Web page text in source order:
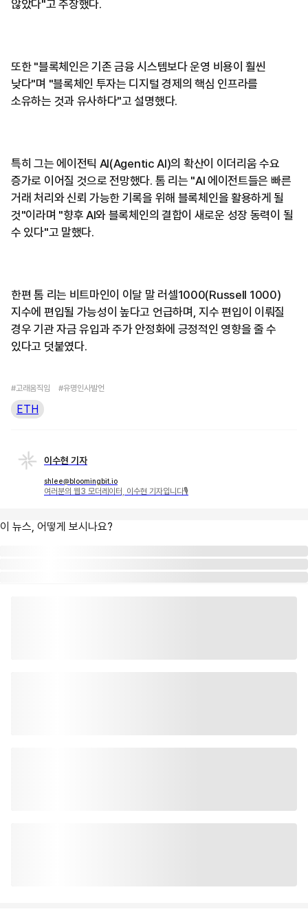
않았다"고 주장했다.
또한 "블록체인은 기존 금융 시스템보다 운영 비용이 훨씬
낮다"며 "블록체인 투자는 디지털 경제의 핵심 인프라를
소유하는 것과 유사하다"고 설명했다.
특히 그는 에이전틱 AI(Agentic AI)의 확산이 이더리움 수요
증가로 이어질 것으로 전망했다. 톰 리는 "AI 에이전트들은 빠른
거래 처리와 신뢰 가능한 기록을 위해 블록체인을 활용하게 될
것"이라며 "향후 AI와 블록체인의 결합이 새로운 성장 동력이 될
수 있다"고 말했다.
한편 톰 리는 비트마인이 이달 말 러셀1000(Russell 1000)
지수에 편입될 가능성이 높다고 언급하며, 지수 편입이 이뤄질
경우 기관 자금 유입과 주가 안정화에 긍정적인 영향을 줄 수
있다고 덧붙였다.
#고래움직임 #유명인사발언
ETH
이수현 기자
shlee@bloomingbit.io
여러분의 웹3 모더레이터, 이수현 기자입니다🎙
이 뉴스, 어떻게 보시나요?